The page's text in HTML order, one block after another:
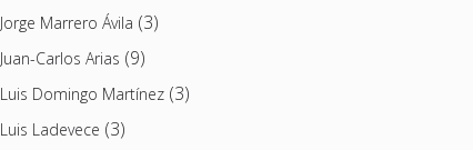
Jorge Marrero Ávila (3)
Juan-Carlos Arias (9)
Luis Domingo Martínez(3)
Luis Ladevece (3)